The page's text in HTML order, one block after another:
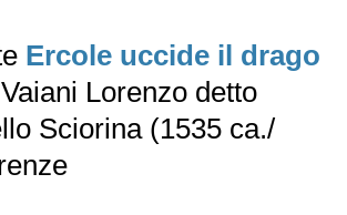
Ercole uccide il drago
Lorenzo detto
Sciorina (1535 ca./